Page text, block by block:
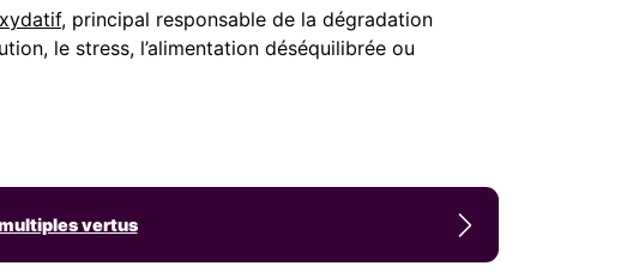
, principal responsable de la dégradation
le stress, l’alimentation déséquilibrée ou
vertus